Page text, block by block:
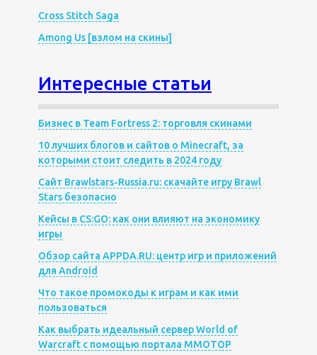
Cross Stitch Saga
Among Us [взлом на скины]
Интересные статьи
Бизнес в Team Fortress 2: торговля скинами
10 лучших блогов и сайтов о Minecraft, за
которыми стоит следить в 2024 году
Сайт Brawlstars-Russia.ru: скачайте игру Brawl
Stars безопасно
Кейсы в CS:GO: как они влияют на экономику
игры
Обзор сайта APPDA.RU: центр игр и приложений
для Android
Что такое промокоды к играм и как ими
пользоваться
Как выбрать идеальный сервер World of
Warcraft с помощью портала MMOTOP